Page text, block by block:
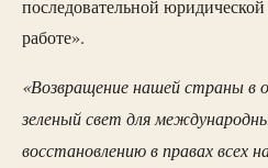
последовательной
работе».
«Возвращение нашей страны
зеленый свет для
восстановлению в правах всех